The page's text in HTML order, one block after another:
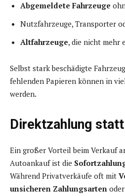
Abgemeldete Fahrzeuge
Nutzfahrzeuge, Transporter
Altfahrzeuge, die nicht mehr
Selbst stark beschädigte
fehlenden Papieren können in
werden.
Direktzahlung
Ein großer Vorteil beim Verkauf
Autoankauf ist die
Während Privatverkäufe oft mit
unsicheren Zahlungsarten oder